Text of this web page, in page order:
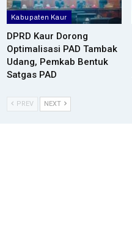
Kabupaten Kaur
DPRD Kaur Dorong
Optimalisasi PAD Tambak
Udang, Pemkab Bentuk
Satgas PAD
PREV NEXT